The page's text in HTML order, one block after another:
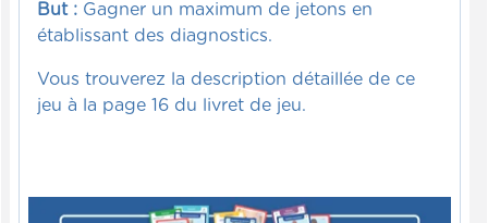
But : Gagner un maximum de jetons en
établissant des diagnostics.
Vous trouverez la description détaillée de ce
jeu à la page 16 du livret de jeu.